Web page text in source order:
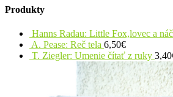
Produkty
Hanns Radau: Little Fox,lovec a
A. Pease: Reč tela 6,50€
T. Ziegler: Umenie čítať z ruky 3,40